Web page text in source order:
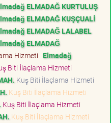
ELMADAĞ KURTULUŞ
ELMADAĞ KUŞÇUALİ
ELMADAĞ LALABEL
ELMADAĞ
Hizmeti Elmadağ
Biti İlaçlama Hizmeti
Kuş Biti İlaçlama Hizmeti
Kuş Biti İlaçlama Hizmeti
Kuş Biti İlaçlama Hizmeti
Kuş Biti İlaçlama Hizmeti